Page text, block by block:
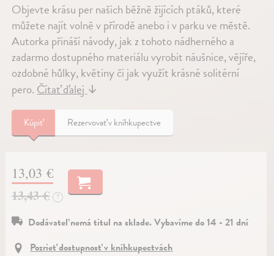
Objevte krásu per našich běžně žijících ptáků, které
můžete najít volně v přírodě anebo i v parku ve městě.
Autorka přináší návody, jak z tohoto nádherného a
zadarmo dostupného materiálu vyrobit náušnice, vějíře,
ozdobné hůlky, květiny či jak využít krásné solitérní
pero.Čítať ďalej↓
Kúpiť Rezervovať v kníhkupectve
13,03 €
13,43 €
?
Dodávateľ nemá titul na sklade. Vybavíme do 14 - 21 dní
Pozrieť dostupnosť v kníhkupectvách